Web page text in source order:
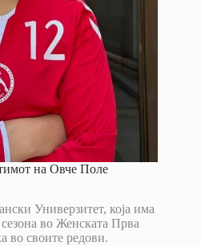
на Овче Поле
Универзитет, која има
во Женската Прва
во своите редови.